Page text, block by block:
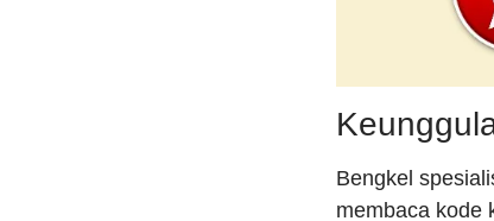
Bengkel
membaca kode